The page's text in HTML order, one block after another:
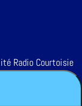
Radio Courtoisie